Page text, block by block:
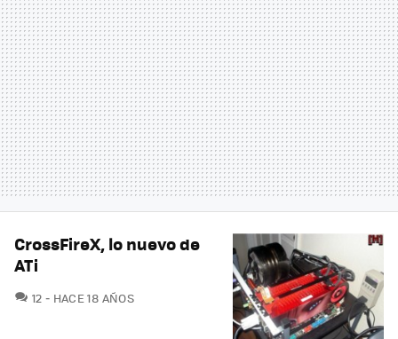
CrossFireX, lo nuevo de
ATi
12 COMENTARIOS
HACE 18 AÑOS